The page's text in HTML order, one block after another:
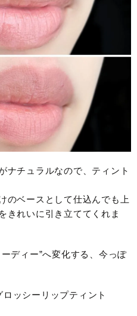
ナチュラルなので、ティント
のベースとして仕込んでも上
きれいに引き立ててくれま
ディー”へ変化する、今っぽ
ッシーリップティント